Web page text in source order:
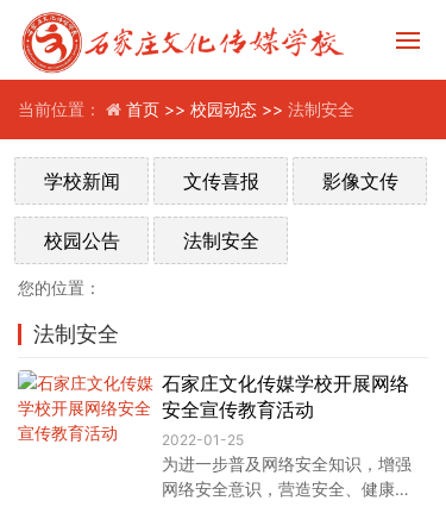
当前位置： 首页 >> 校园动态 >> 法制安全
学校新闻 文传喜报 影像文传
校园公告 法制安全
您的位置：
法制安全
石家庄文化传媒学校开展网络
安全宣传教育活动
2022-01-25
为进一步普及网络安全知识，增强
网络安全意识，营造安全、健康、